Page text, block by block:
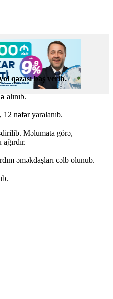
qəzası baş verib.
alınıb.
nəfər yaralanıb.
Məlumata görə,
əməkdaşları cəlb olunub.